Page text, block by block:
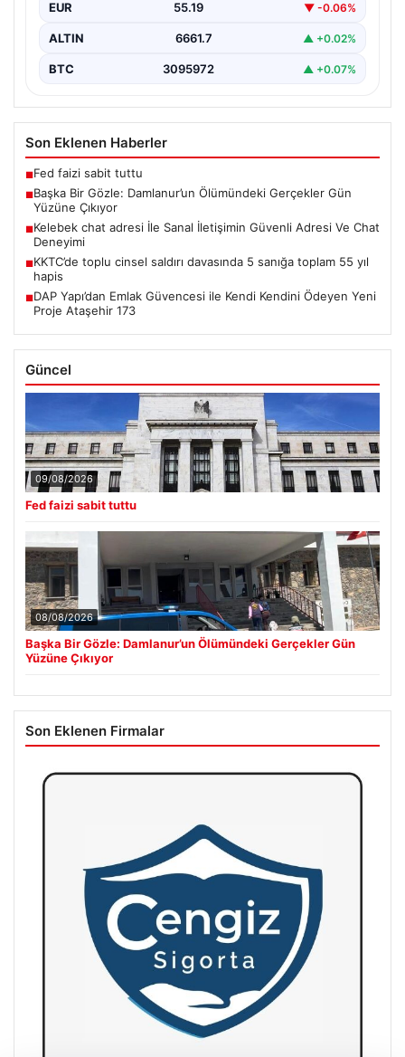
başladı.…
EUR 55.19 ▼ -0.06%
ALTIN 6661.7 ▲ +0.02%
BTC 3095972 ▲ +0.07%
Son Eklenen Haberler
■Fed faizi sabit tuttu
■Başka Bir Gözle: Damlanur’un Ölümündeki Gerçekler Gün
Yüzüne Çıkıyor
■Kelebek chat adresi İle Sanal İletişimin Güvenli Adresi Ve Chat
Deneyimi
■KKTC’de toplu cinsel saldırı davasında 5 sanığa toplam 55 yıl
hapis
■DAP Yapı’dan Emlak Güvencesi ile Kendi Kendini Ödeyen Yeni
Proje Ataşehir 173
Güncel
09/08/2026
Fed faizi sabit tuttu
08/08/2026
Başka Bir Gözle: Damlanur’un Ölümündeki Gerçekler Gün
Yüzüne Çıkıyor
Son Eklenen Firmalar